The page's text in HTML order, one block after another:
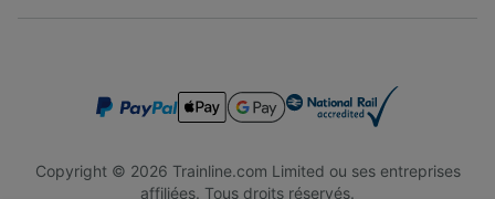
Copyright © 2026 Trainline.com Limited ou ses entreprises
affiliées. Tous droits réservés.